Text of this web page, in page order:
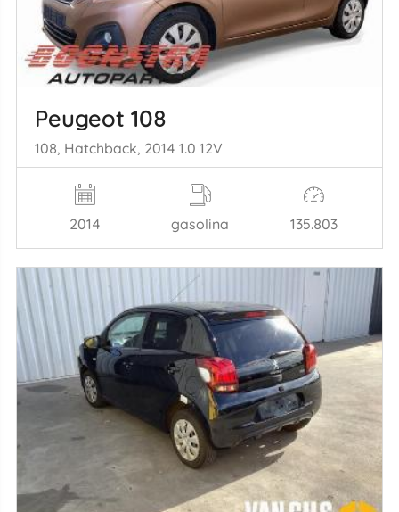
Peugeot 108
108, Hatchback, 2014 1.0 12V
2014 gasolina 135.803